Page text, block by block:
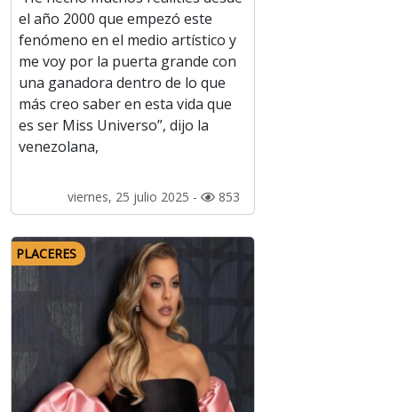
el año 2000 que empezó este
fenómeno en el medio artístico y
me voy por la puerta grande con
una ganadora dentro de lo que
más creo saber en esta vida que
es ser Miss Universo”, dijo la
venezolana,
viernes, 25 julio 2025 - 853
PLACERES